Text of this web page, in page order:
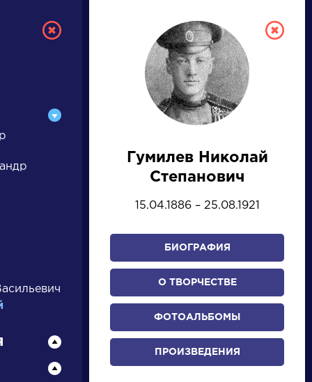
РУССКАЯ
ЛИТЕРАТУРА
УРОКОВ И ЕГЭ
Д М
Гумилев Николай
Степанович
15.04.1886 – 25.08.1921
БИОГРАФИЯ
О ТВОРЧЕСТВЕ
ФОТОАЛЬБОМЫ
ПРОИЗВЕДЕНИЯ